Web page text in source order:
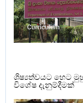
ශිෂ්‍යත්වයට හෙට
විශේෂ දැනුම්දීමක්